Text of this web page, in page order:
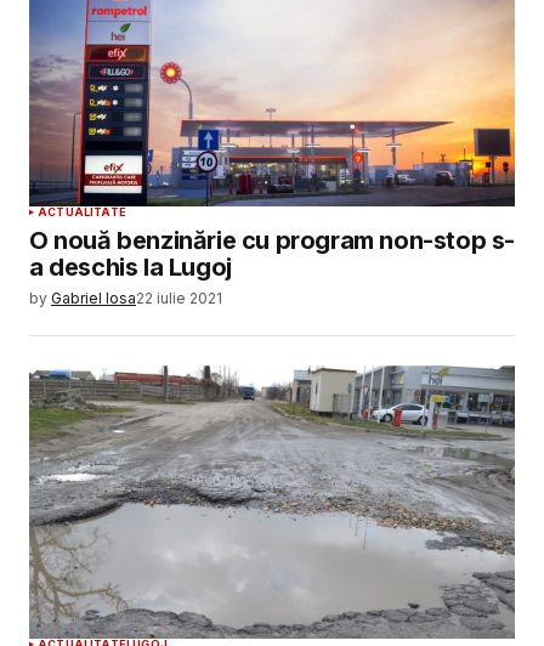
ACTUALITATE
O nouă benzinărie cu program non-stop s-
a deschis la Lugoj
by Gabriel Iosa22 iulie 2021